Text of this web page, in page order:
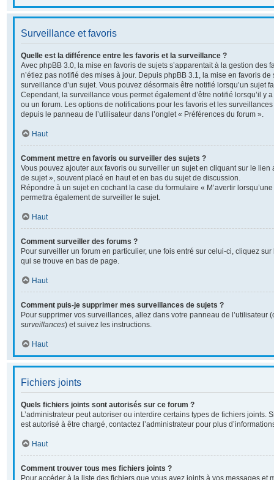
Surveillance et favoris
Quelle est la différence entre les favoris et la surveillance ?
Avec phpBB 3.0, la mise en favoris de sujets s’apparentait à la gestion des
n’étiez pas notifié des mises à jour. Depuis phpBB 3.1, la mise en favoris
surveillance d’un sujet. Vous pouvez désormais être notifié lorsqu’un sujet
Cependant, la surveillance vous permet également d’être notifié lorsqu’il y
ou un forum. Les options de notifications pour les favoris et les
depuis le panneau de l’utilisateur dans l’onglet « Préférences du forum ».
Haut
Comment mettre en favoris ou surveiller des sujets ?
Vous pouvez ajouter aux favoris ou surveiller un sujet en cliquant sur le
de sujet », souvent placé en haut et en bas du sujet de discussion.
Répondre à un sujet en cochant la case du formulaire « M’avertir
permettra également de surveiller le sujet.
Haut
Comment surveiller des forums ?
Pour surveiller un forum en particulier, une fois entré sur celui-ci, cliquez
qui se trouve en bas de page.
Haut
Comment puis-je supprimer mes surveillances de sujets ?
Pour supprimer vos surveillances, allez dans votre panneau de l’utilisateur
surveillances) et suivez les instructions.
Haut
Fichiers joints
Quels fichiers joints sont autorisés sur ce forum ?
L’administrateur peut autoriser ou interdire certains types de fichiers joints.
est autorisé à être chargé, contactez l’administrateur pour plus
Haut
Comment trouver tous mes fichiers joints ?
Pour accéder à la liste des fichiers que vous avez joints à vos messages et